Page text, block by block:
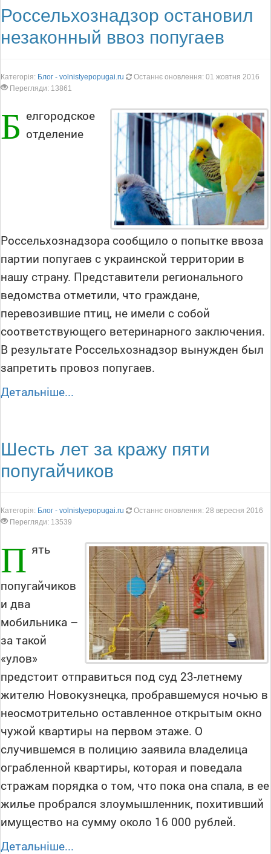
Россельхознадзор остановил
незаконный ввоз попугаев
Категорія: Блог - volnistyepopugai.ru
Останнє оновлення: 01 жовтня 2016
Перегляди: 13861
Б елгородское
отделение
Россельхознадзора сообщило о попытке ввоза
партии попугаев с украинской территории в
нашу страну. Представители регионального
ведомства отметили, что граждане,
перевозившие птиц, не имели с собой
соответствующего ветеринарного заключения.
В результате Россельхознадзор вынужден был
запретить провоз попугаев.
Детальніше...
Шесть лет за кражу пяти
попугайчиков
Категорія: Блог - volnistyepopugai.ru
Останнє оновлення: 28 вересня 2016
Перегляди: 13539
П ять
попугайчиков
и два
мобильника –
за такой
«улов»
предстоит отправиться под суд 23-летнему
жителю Новокузнецка, пробравшемуся ночью в
неосмотрительно оставленное открытым окно
чужой квартиры на первом этаже. О
случившемся в полицию заявила владелица
ограбленной квартиры, которая и поведала
стражам порядка о том, что пока она спала, в ее
жилье пробрался злоумышленник, похитивший
имущество на сумму около 16 000 рублей.
Детальніше...